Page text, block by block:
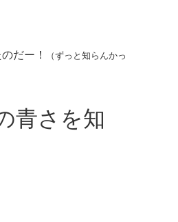
だー！
（ずっと知らんかっ
青さを知